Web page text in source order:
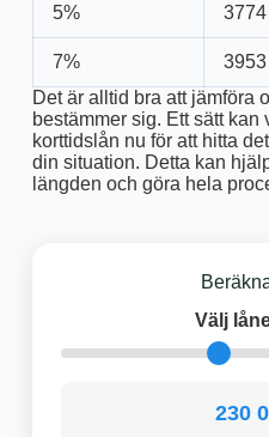
5%
7%
Det är alltid bra att jämföra
bestämmer sig. Ett sätt kan
korttidslån nu för att hitta
din situation. Detta kan
längden och göra hela
Välj
230